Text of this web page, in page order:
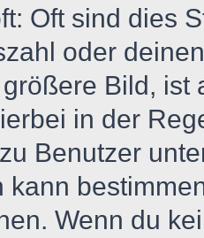
Oft sind dies
oder
Bild, ist
in der
Benutzer
kann
Wenn du